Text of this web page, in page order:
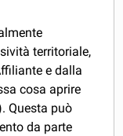
territoriale,
e dalla
cosa aprire
Questa può
da parte